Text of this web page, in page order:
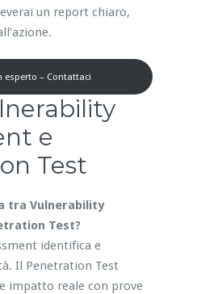
un report chiaro,
esperto – Contattaci
e
Test
tra Vulnerability
Test?
identifica e
Il Penetration Test
impatto reale con prove